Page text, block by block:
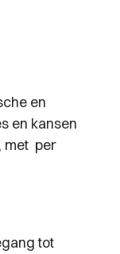
en
en kansen
met per
tot